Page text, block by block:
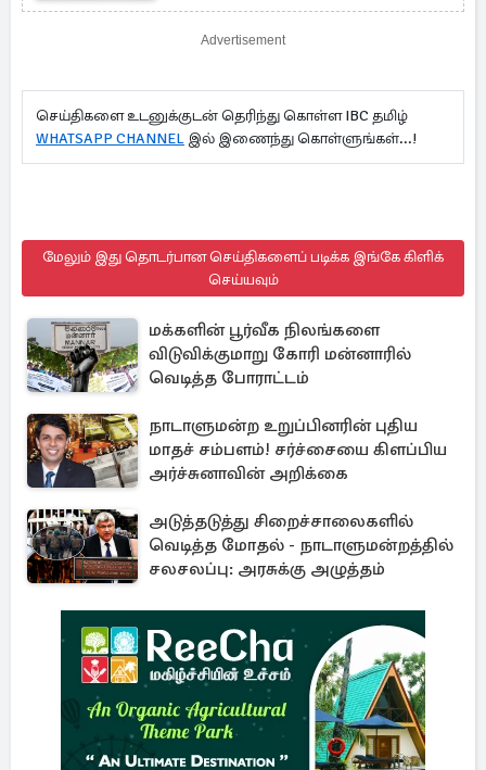
Advertisement
செய்திகளை உடனுக்குடன் தெரிந்து கொள்ள IBC தமிழ்
WHATSAPP CHANNEL இல் இணைந்து கொள்ளுங்கள்...!
மேலும் இது தொடர்பான செய்திகளைப் படிக்க இங்கே கிளிக்
செய்யவும்
மக்களின் பூர்வீக நிலங்களை
விடுவிக்குமாறு கோரி மன்னாரில்
வெடித்த போராட்டம்
நாடாளுமன்ற உறுப்பினரின் புதிய
மாதச் சம்பளம்! சர்ச்சையை கிளப்பிய
அர்ச்சுனாவின் அறிக்கை
அடுத்தடுத்து சிறைச்சாலைகளில்
வெடித்த மோதல் - நாடாளுமன்றத்தில்
சலசலப்பு: அரசுக்கு அழுத்தம்